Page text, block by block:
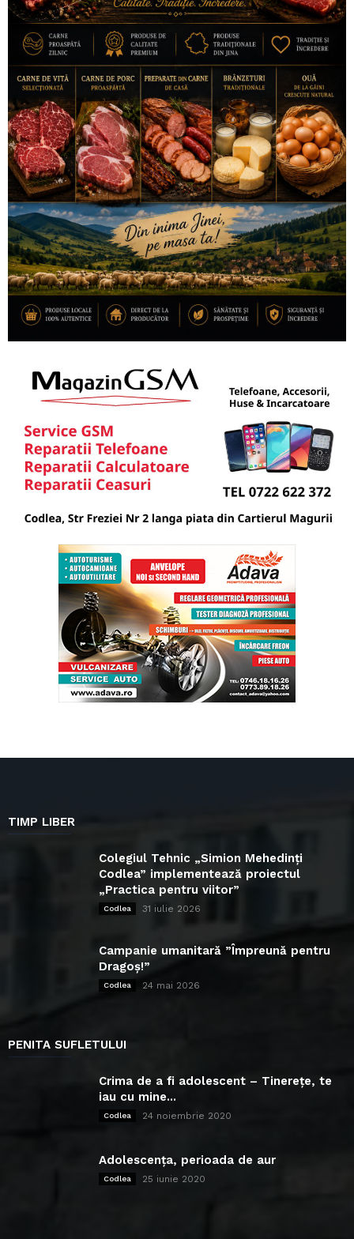
TIMP LIBER
Colegiul Tehnic „Simion Mehedinți
Codlea” implementează proiectul
„Practica pentru viitor”
Codlea 31 iulie 2026
Campanie umanitară ”Împreună pentru
Dragoș!”
Codlea 24 mai 2026
PENITA SUFLETULUI
Crima de a fi adolescent – Tinerețe, te
iau cu mine...
Codlea 24 noiembrie 2020
Adolescența, perioada de aur
Codlea 25 iunie 2020